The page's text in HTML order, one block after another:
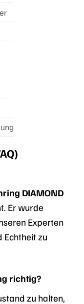
DIAMOND
Er wurde
Experten
Echtheit zu
richtig?
zu halten,